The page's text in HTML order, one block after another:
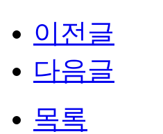
이전글
다음글
목록